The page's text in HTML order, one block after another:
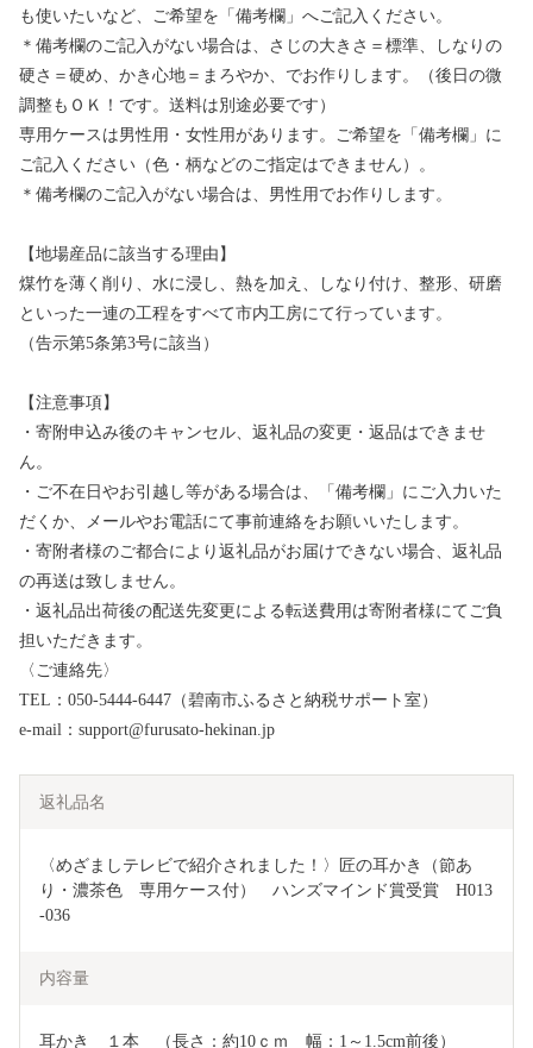
も使いたいなど、ご希望を「備考欄」へご記入ください。
＊備考欄のご記入がない場合は、さじの大きさ＝標準、しなりの
硬さ＝硬め、かき心地＝まろやか、でお作りします。（後日の微
調整もＯＫ！です。送料は別途必要です）
専用ケースは男性用・女性用があります。ご希望を「備考欄」に
ご記入ください（色・柄などのご指定はできません）。
＊備考欄のご記入がない場合は、男性用でお作りします。
【地場産品に該当する理由】
煤竹を薄く削り、水に浸し、熱を加え、しなり付け、整形、研磨
といった一連の工程をすべて市内工房にて行っています。
（告示第5条第3号に該当）
【注意事項】
・寄附申込み後のキャンセル、返礼品の変更・返品はできませ
ん。
・ご不在日やお引越し等がある場合は、「備考欄」にご入力いた
だくか、メールやお電話にて事前連絡をお願いいたします。
・寄附者様のご都合により返礼品がお届けできない場合、返礼品
の再送は致しません。
・返礼品出荷後の配送先変更による転送費用は寄附者様にてご負
担いただきます。
〈ご連絡先〉
TEL：050-5444-6447（碧南市ふるさと納税サポート室）
e-mail：support@furusato-hekinan.jp
返礼品名
〈めざましテレビで紹介されました！〉匠の耳かき（節あ
り・濃茶色　専用ケース付）　ハンズマインド賞受賞　H013
-036
内容量
耳かき　１本　（長さ：約10ｃｍ　幅：1～1.5cm前後）